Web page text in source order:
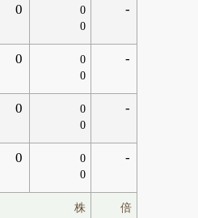
0
0
0
-
0
0
0
-
0
0
0
-
0
0
0
-
株 倍